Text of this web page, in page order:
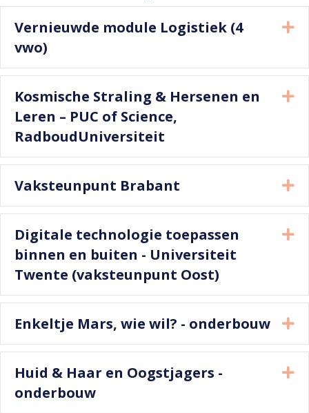
Vernieuwde module Logistiek (4
vwo)
Kosmische Straling & Hersenen en
Leren – PUC of Science,
RadboudUniversiteit
Vaksteunpunt Brabant
Digitale technologie toepassen
binnen en buiten - Universiteit
Twente (vaksteunpunt Oost)
Enkeltje Mars, wie wil? - onderbouw
Huid & Haar en Oogstjagers -
onderbouw